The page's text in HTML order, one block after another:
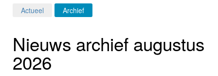
Home
Programma's
Actueel Archief
Nieuws archief augustus
2026